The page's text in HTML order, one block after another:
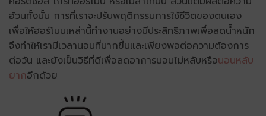
อ้วนทั้งนั้น การที่เราจะปรับพฤติกรรมการใช้ชีวิตของตนเอง
เพื่อให้ฮอร์โมนเหล่านี้ทำงานอย่างมีประสิทธิภาพเพื่อลดน้ำหนัก
จึงทำให้เรามีเวลานอนที่มากขึ้นและเพียงพอต่อความต้องการ
ต่อวัน และยังเป็นวิธีที่ดีเพื่อลดอาการนอนไม่หลับหรือนอนหลับ
ยากอีกด้วย